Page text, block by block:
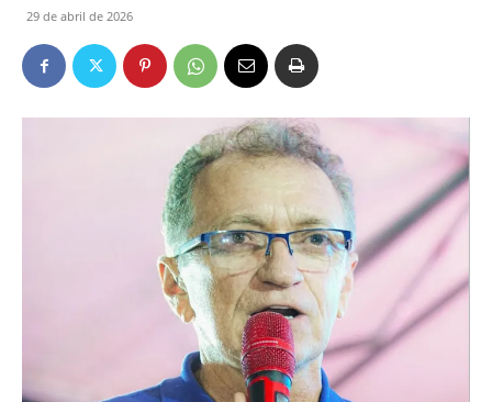
29 de abril de 2026